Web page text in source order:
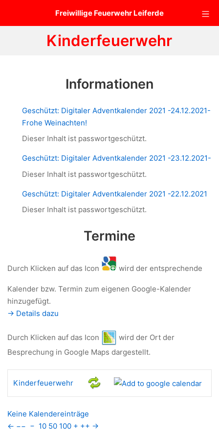
Freiwillige Feuerwehr Leiferde
Kinderfeuerwehr
Informationen
Geschützt: Digitaler Adventkalender 2021 -24.12.2021-
Frohe Weinachten!
Dieser Inhalt ist passwortgeschützt.
Geschützt: Digitaler Adventkalender 2021 -23.12.2021-
Dieser Inhalt ist passwortgeschützt.
Geschützt: Digitaler Adventkalender 2021 -22.12.2021
Dieser Inhalt ist passwortgeschützt.
Termine
Durch Klicken auf das Icon wird der entsprechende
Kalender bzw. Termin zum eigenen Google-Kalender
hinzugefügt.
-> Details dazu
Durch Klicken auf das Icon
wird der Ort der
Besprechung in Google Maps dargestellt.
Kinderfeuerwehr
Keine Kalendereinträge
← −− − 10 50 100 + ++ →